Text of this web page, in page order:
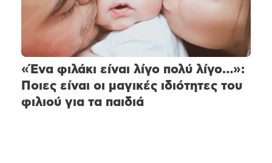
«Ένα φιλάκι είναι λίγο πολύ λίγο…»:
Ποιες είναι οι μαγικές ιδιότητες του
φιλιού για τα παιδιά